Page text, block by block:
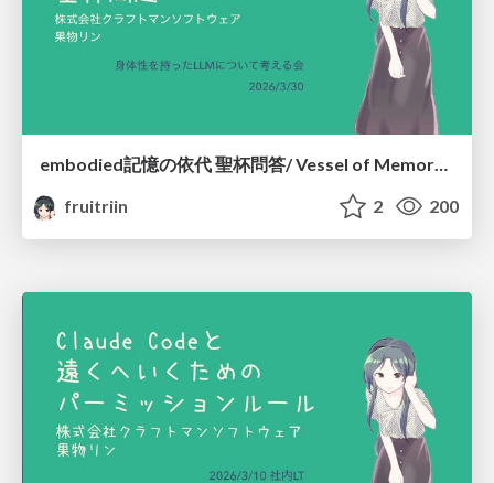
embodied記憶の依代 聖杯問答/ Vessel of Memory: The Grail Dialogue #embodied_llm
fruitriin
2 200